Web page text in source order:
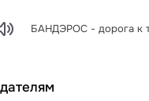
БАНДЭРОС - дорога к